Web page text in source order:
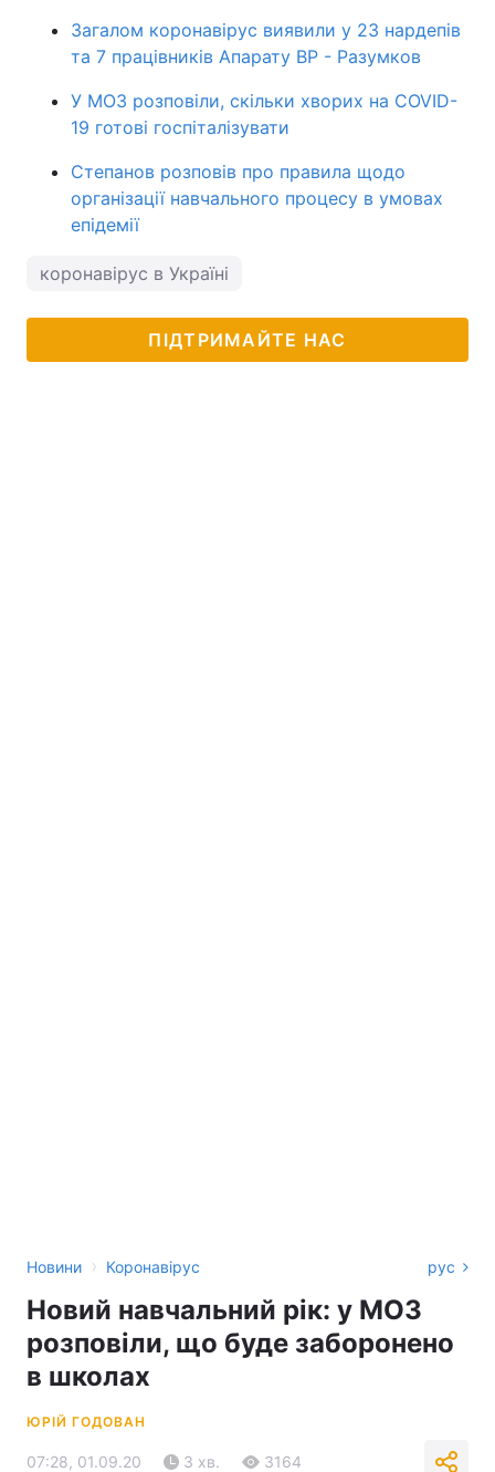
Загалом коронавірус виявили у 23 нардепів
та 7 працівників Апарату ВР - Разумков
У МОЗ розповіли, скільки хворих на COVID-
19 готові госпіталізувати
Степанов розповів про правила щодо
організації навчального процесу в умовах
епідемії
коронавірус в Україні
ПІДТРИМАЙТЕ НАС
Новини › Коронавірус рус
Новий навчальний рік: у МОЗ
розповіли, що буде заборонено
в школах
ЮРІЙ ГОДОВАН
07:28, 01.09.20 3 хв. 3164